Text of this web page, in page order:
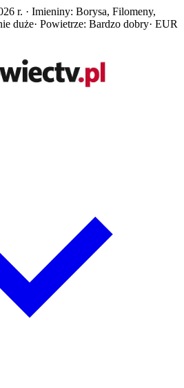
r. · Imieniny: Borysa, Filomeny,
duże· Powietrze: Bardzo dobry· EUR